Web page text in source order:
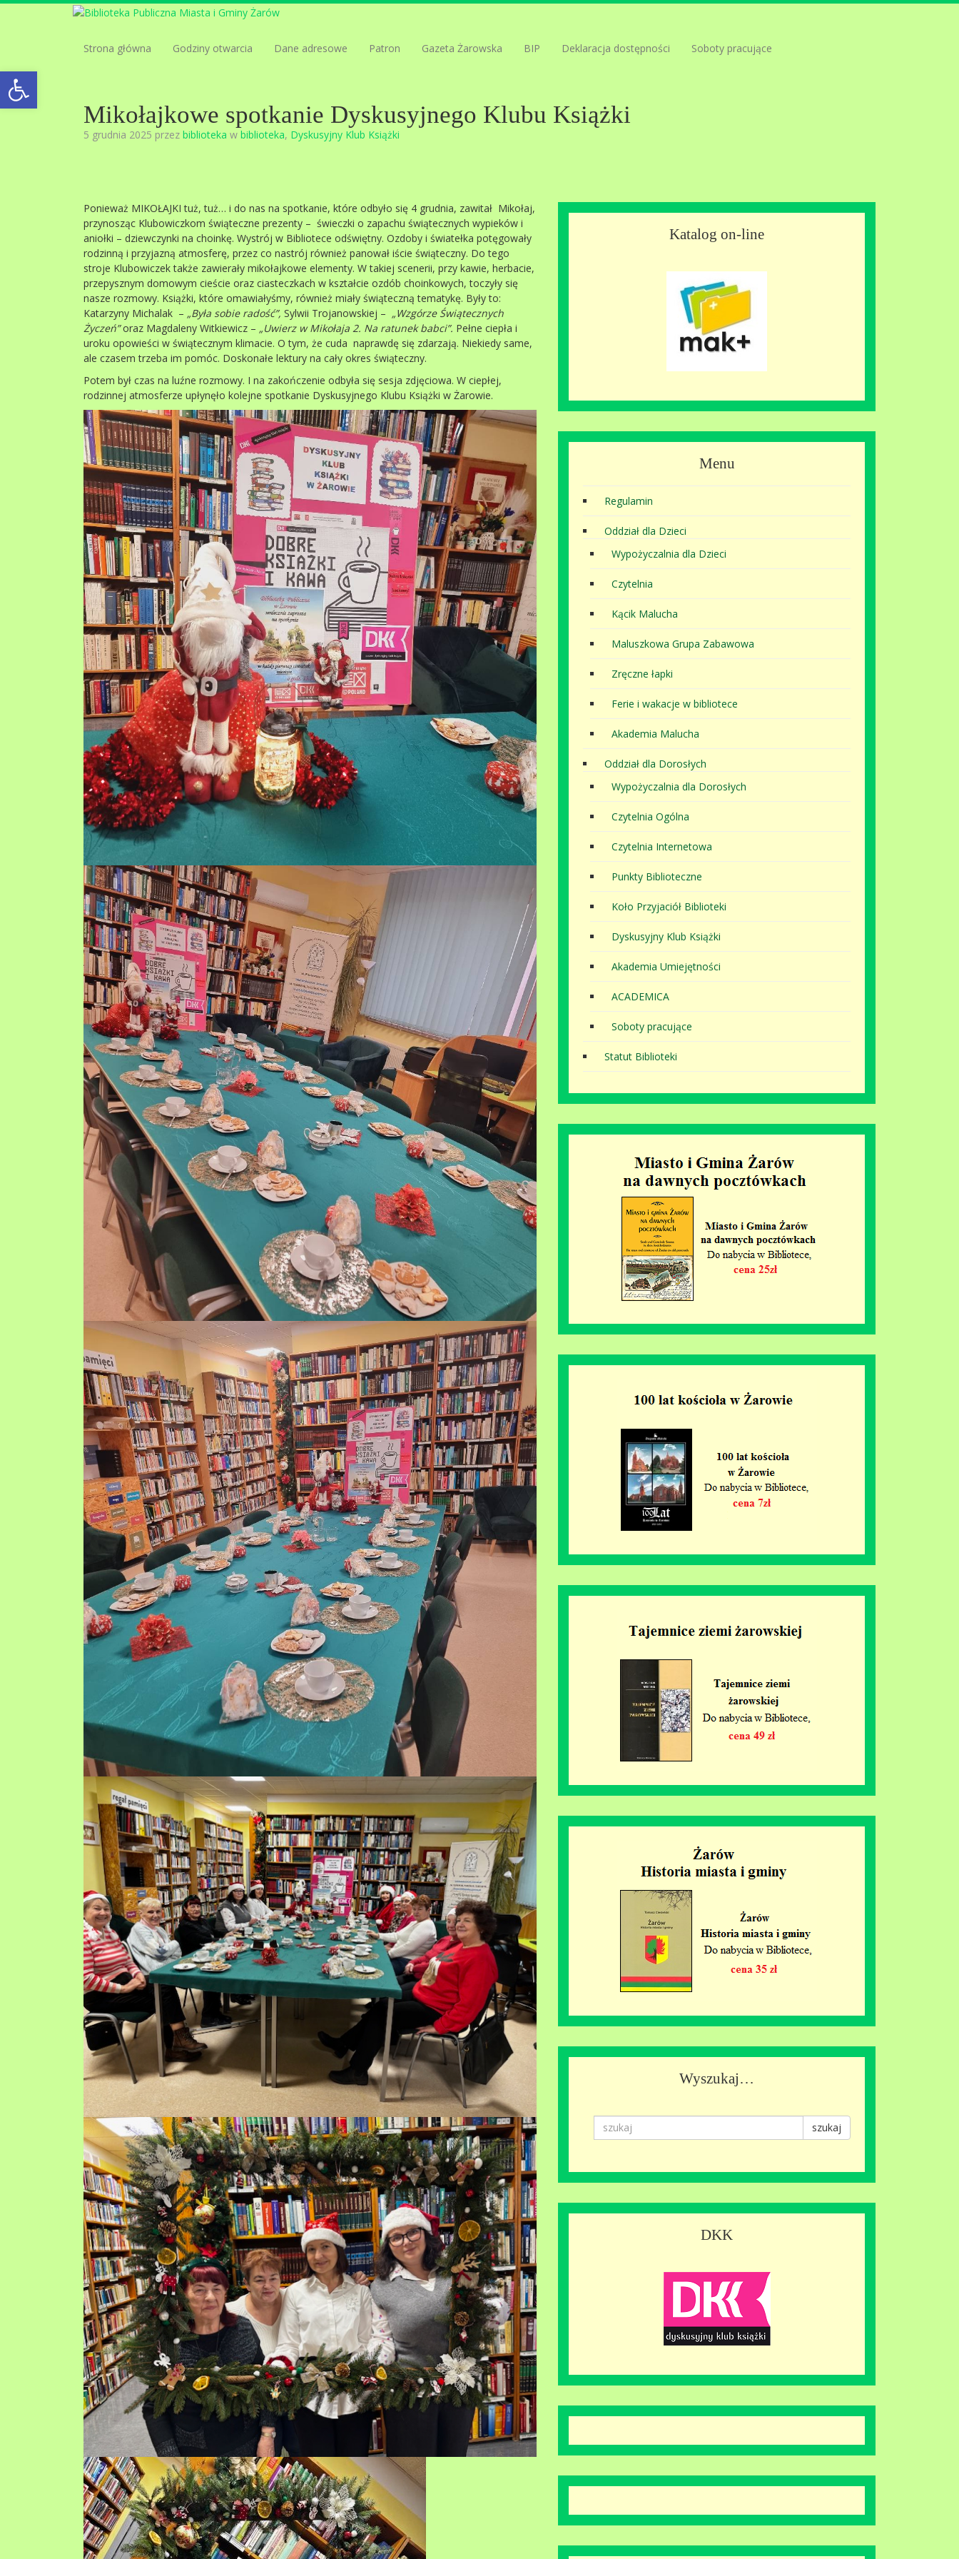
Open toolbar
Strona główna Godziny otwarcia Dane adresowe Patron Gazeta Żarowska BIP Deklaracja dostępności Soboty pracujące
Mikołajkowe spotkanie Dyskusyjnego Klubu Książki
5 grudnia 2025 przez biblioteka w biblioteka, Dyskusyjny Klub Książki
Ponieważ MIKOŁAJKI tuż, tuż… i do nas na spotkanie, które odbyło się 4 grudnia, zawitał Mikołaj,
przynosząc Klubowiczkom świąteczne prezenty – świeczki o zapachu świątecznych wypieków i
aniołki – dziewczynki na choinkę. Wystrój w Bibliotece odświętny. Ozdoby i światełka potęgowały
rodzinną i przyjazną atmosferę, przez co nastrój również panował iście świąteczny. Do tego
stroje Klubowiczek także zawierały mikołajkowe elementy. W takiej scenerii, przy kawie, herbacie,
przepysznym domowym cieście oraz ciasteczkach w kształcie ozdób choinkowych, toczyły się
nasze rozmowy. Książki, które omawiałyśmy, również miały świąteczną tematykę. Były to:
Katarzyny Michalak – „Była sobie radość”, Sylwii Trojanowskiej – „Wzgórze Świątecznych
Życzeń”oraz Magdaleny Witkiewicz – „Uwierz w Mikołaja 2. Na ratunek babci”. Pełne ciepła i
uroku opowieści w świątecznym klimacie. O tym, że cuda naprawdę się zdarzają. Niekiedy same,
ale czasem trzeba im pomóc. Doskonałe lektury na cały okres świąteczny.
Potem był czas na luźne rozmowy. I na zakończenie odbyła się sesja zdjęciowa. W ciepłej,
rodzinnej atmosferze upłynęło kolejne spotkanie Dyskusyjnego Klubu Książki w Żarowie.
Katalog on-line
Menu
Regulamin
Oddział dla Dzieci
Wypożyczalnia dla Dzieci
Czytelnia
Kącik Malucha
Maluszkowa Grupa Zabawowa
Zręczne łapki
Ferie i wakacje w bibliotece
Akademia Malucha
Oddział dla Dorosłych
Wypożyczalnia dla Dorosłych
Czytelnia Ogólna
Czytelnia Internetowa
Punkty Biblioteczne
Koło Przyjaciół Biblioteki
Dyskusyjny Klub Książki
Akademia Umiejętności
ACADEMICA
Soboty pracujące
Statut Biblioteki
Wyszukaj…
szukaj
DKK